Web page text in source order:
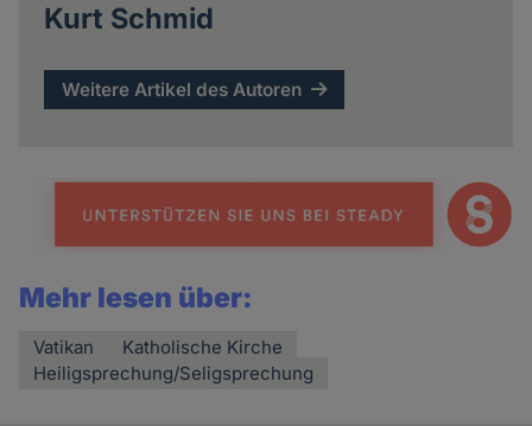
Kurt Schmid
Weitere Artikel des Autoren
Mehr lesen über:
Vatikan
Katholische Kirche
Heiligsprechung/Seligsprechung